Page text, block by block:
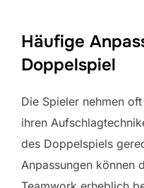
Häufige
Doppelspiel
Die Spieler nehmen
ihren
des Doppelspiels
Anpassungen können